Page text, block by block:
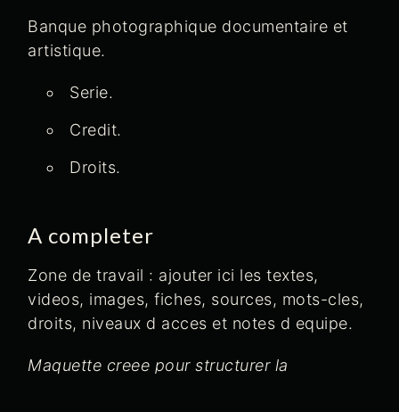
Banque photographique documentaire et
artistique.
Serie.
Credit.
Droits.
A completer
Zone de travail : ajouter ici les textes,
videos, images, fiches, sources, mots-cles,
droits, niveaux d acces et notes d equipe.
Maquette creee pour structurer la